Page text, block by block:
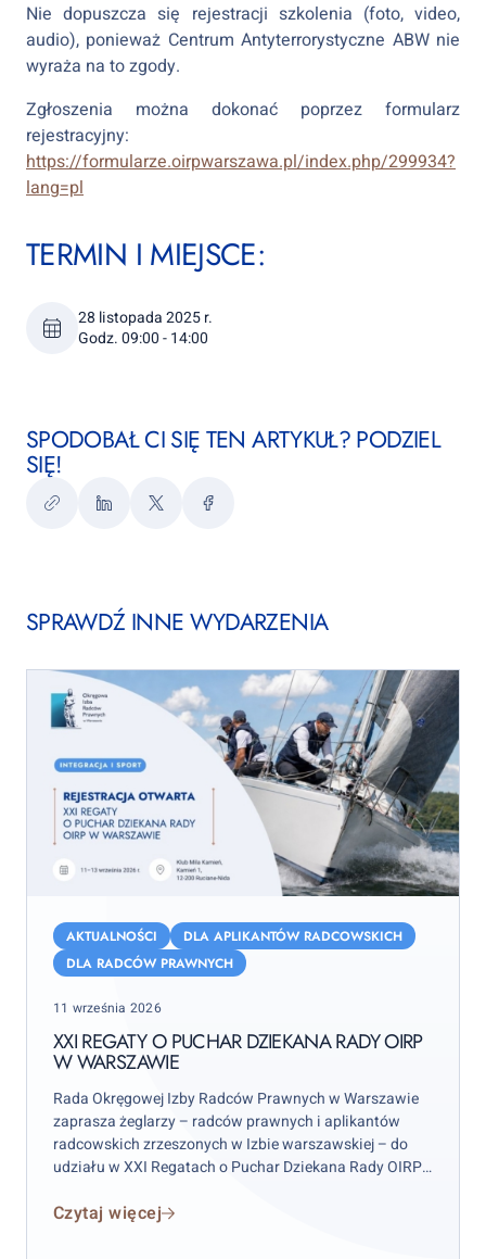
Nie dopuszcza się rejestracji szkolenia (foto, video,
audio), ponieważ Centrum Antyterrorystyczne ABW nie
wyraża na to zgody.
Zgłoszenia można dokonać poprzez formularz
rejestracyjny:
https://formularze.oirpwarszawa.pl/index.php/299934?
lang=pl
TERMIN I MIEJSCE:
28 listopada 2025 r.
Godz. 09:00 - 14:00
SPODOBAŁ CI SIĘ TEN ARTYKUŁ? PODZIEL
SIĘ!
KopiujLinkedInTwitterFacebook
SPRAWDŹ INNE WYDARZENIA
Regaty
Dziekana
Rady
OIRP
Warszawie
AKTUALNOŚCI
DLA APLIKANTÓW RADCOWSKICH
DLA RADCÓW PRAWNYCH
Posted
11 września 2026
XXI REGATY O PUCHAR DZIEKANA RADY OIRP
W WARSZAWIE
Rada Okręgowej Izby Radców Prawnych w Warszawie
zaprasza żeglarzy – radców prawnych i aplikantów
radcowskich zrzeszonych w Izbie warszawskiej – do
udziału w XXI Regatach o Puchar Dziekana Rady OIRP
września 2026 r. (sobota–niedziela), przy czym
Czytaj więcej